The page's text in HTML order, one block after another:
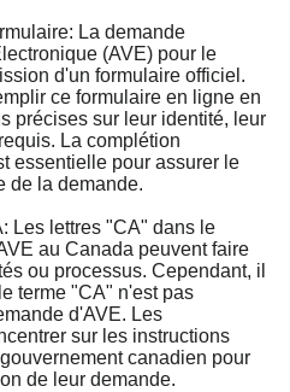
La demande
(AVE) pour le
d'un formulaire officiel.
ce formulaire en ligne en
précises sur leur identité, leur
La complétion
essentielle pour assurer le
de la demande.
Les lettres "CA" dans le
au Canada peuvent faire
ou processus. Cependant, il
terme "CA" n'est pas
d'AVE. Les
sur les instructions
canadien pour
de leur demande.